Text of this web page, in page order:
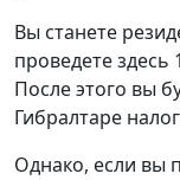
Вы станете
проведете здесь
После этого вы
Гибралтаре
Однако, если вы